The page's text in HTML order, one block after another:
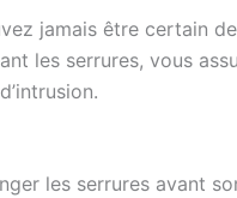
jamais être certain
les serrures, vous
les serrures avant